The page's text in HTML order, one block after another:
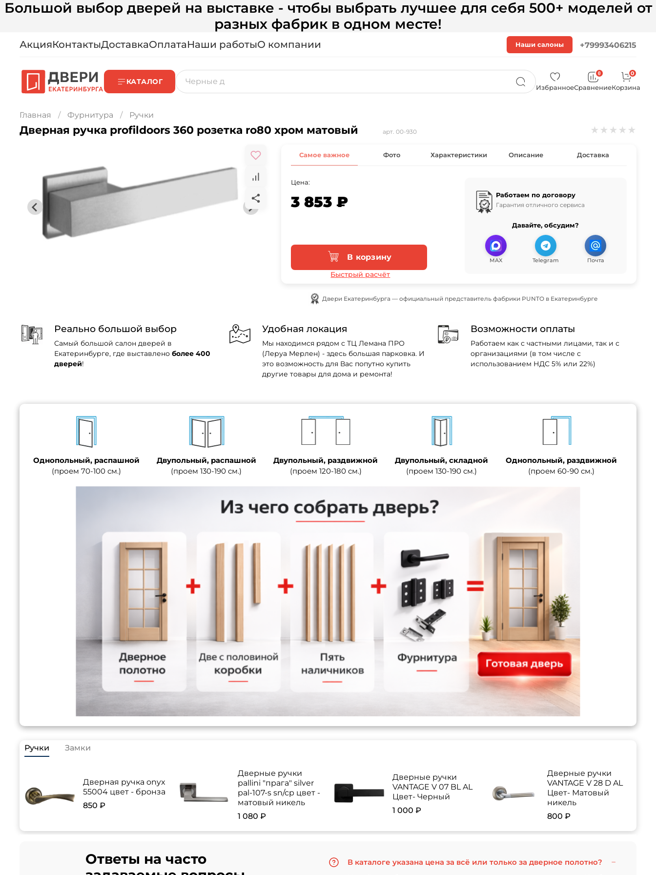
Большой выбор дверей на выставке - чтобы выбрать лучшее для себя 500+ моделей от
разных фабрик в одном месте!
АкцияКонтактыДоставкаОплатаНаши работыО компании Наши салоны +79993406215
КАТАЛОГ
Избранное
0
Сравнение
0
Корзина
Главная Фурнитура Ручки
Дверная ручка profildoors 360 розетка ro80 хром матовый арт. 00-930 ★ ★ ★ ★ ★
Самое важное Фото Характеристики Описание Доставка
Цена:
3 853 ₽
В корзину
Быстрый расчёт
Работаем по договору
Гарантия отличного сервиса
Давайте, обсудим?
MAX Telegram Почта
Двери Екатеринбурга — официальный представитель фабрики PUNTO в Екатеринбурге
Реально большой выбор
Самый большой салон дверей в
Екатеринбурге, где выставлено более 400
дверей!
Удобная локация
Мы находимся рядом с ТЦ Лемана ПРО
(Леруа Мерлен) - здесь большая парковка. И
это возможность для Вас попутно купить
другие товары для дома и ремонта!
Возможности оплаты
Работаем как с частными лицами, так и с
организациями (в том числе с
использованием НДС 5% или 22%)
Однопольный, распашной
(проем 70-100 см.)
Двупольный, распашной
(проем 130-190 см.)
Двупольный, раздвижной
(проем 120-180 см.)
Двупольный, складной
(проем 130-190 см.)
Однопольный, раздвижной
(проем 60-90 см.)
Ручки Замки
Дверная ручка onyx
55004 цвет - бронза
850 ₽
Дверные ручки
pallini "прага" silver
pal-107-s sn/cp цвет -
матовый никель
1 080 ₽
Дверные ручки
VANTAGE V 07 BL AL
Цвет- Черный
1 000 ₽
Дверные ручки
VANTAGE V 28 D AL
Цвет- Матовый
никель
800 ₽
Ответы на часто
В каталоге указана цена за всё или только за дверное полотно?